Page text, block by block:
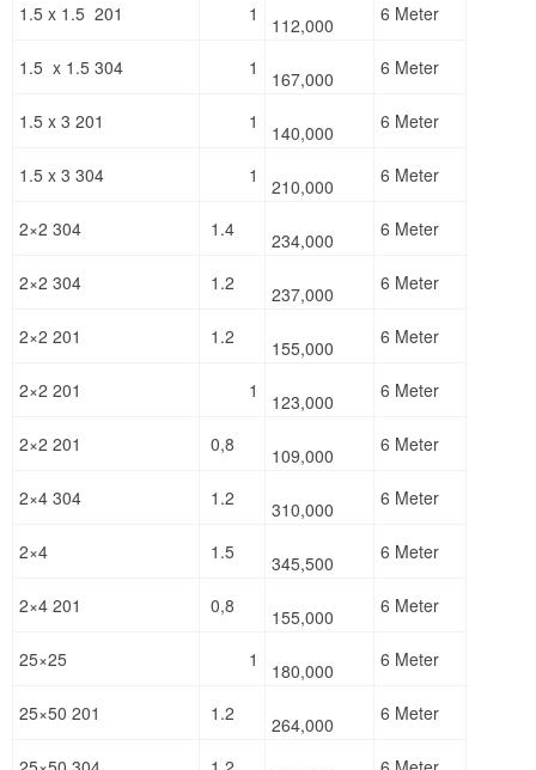
1.5 x 1.5 201 1 112,000 6 Meter
1.5 x 1.5 304 1 167,000 6 Meter
1.5 x 3 201 1 140,000 6 Meter
1.5 x 3 304 1 210,000 6 Meter
2×2 304 1.4 234,000 6 Meter
2×2 304 1.2 237,000 6 Meter
2×2 201 1.2 155,000 6 Meter
2×2 201 1 123,000 6 Meter
2×2 201 0,8 109,000 6 Meter
2×4 304 1.2 310,000 6 Meter
2×4 1.5 345,500 6 Meter
2×4 201 0,8 155,000 6 Meter
25×25 1 180,000 6 Meter
25×50 201 1.2 264,000 6 Meter